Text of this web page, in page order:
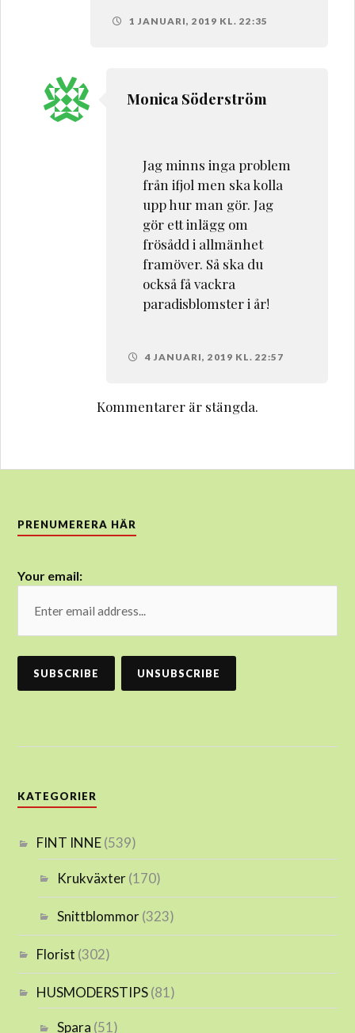
1 JANUARI, 2019 KL. 22:35
Monica Söderström
Jag minns inga problem
från ifjol men ska kolla
upp hur man gör. Jag
gör ett inlägg om
frösådd i allmänhet
framöver. Så ska du
också få vackra
paradisblomster i år!
4 JANUARI, 2019 KL. 22:57
Kommentarer är stängda.
PRENUMERERA HÄR
Your email:
KATEGORIER
FINT INNE(539)
Krukväxter(170)
Snittblommor(323)
Florist (302)
HUSMODERSTIPS(81)
Spara (51)